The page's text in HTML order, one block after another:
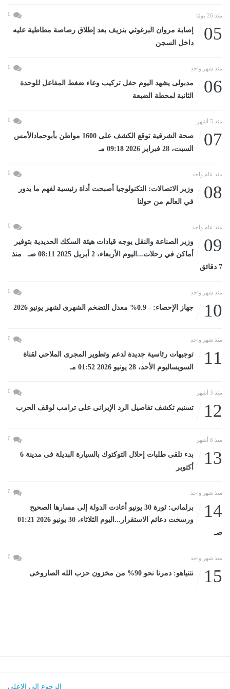
منذ 26 يومًا 0
05
إصابة مروان البرغوثي بنزيف بعد إطلاق رصاصة مطاطية عليه
داخل السجن
منذ شهر واحد 0
06
مدبولى يشهد اليوم حفل تركيب وعاء ضغط المفاعل للوحدة
الثانية لمحطة الضبعة
منذ 5 أشهر 0
07
صحة الشرقية توقع الكشف على 1600 مواطن بأبوحمادالأمس
السبت، 28 فبراير 2026 09:18 مـ
منذ عام واحد 0
08
وزير الاتصالات: التكنولوجيا أصبحت أداة رئيسية لفهم ما يدور
في العالم من حولنا
منذ عام واحد 0
09
وزير الصناعة والنقل يوجه قيادات هيئة السكك الحديدية بتوفير
أماكن في رحلات...اليوم الأربعاء، 2 أبريل 2025 08:11 صـ منذ
7 دقائق
منذ شهر واحد 0
10 جهاز الإحصاء: - 0.9% معدل التضخم الشهرى لشهر يونيو 2026
منذ شهر واحد 0
11
توجيهات رئاسية جديدة لدعم وتطوير المجرى الملاحي لقناة
السويساليوم الأحد، 28 يونيو 2026 01:52 مـ
منذ 3 أشهر 0
12 تسنيم تكشف تفاصيل الرد الإيرانى على ترامب لوقف الحرب
منذ 8 أشهر 0
13
بدء تلقى طلبات إحلال التوكتوك بالسيارة البديلة فى مدينة 6
أكتوبر
منذ شهر واحد 0
14
برلماني: ثورة 30 يونيو أعادت الدولة إلى مسارها الصحيح
ورسخت دعائم الاستقرار...اليوم الثلاثاء، 30 يونيو 2026 01:21
صـ
منذ شهر واحد 0
15 نتنياهو: دمرنا نحو 90% من مخزون حزب الله الصاروخى
الرجوع الى الاعلى